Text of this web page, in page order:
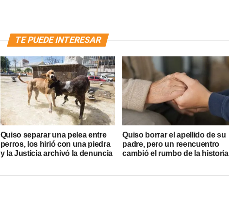
TE PUEDE INTERESAR
Quiso separar una pelea entre
perros, los hirió con una piedra
y la Justicia archivó la denuncia
Quiso borrar el apellido de su
padre, pero un reencuentro
cambió el rumbo de la historia